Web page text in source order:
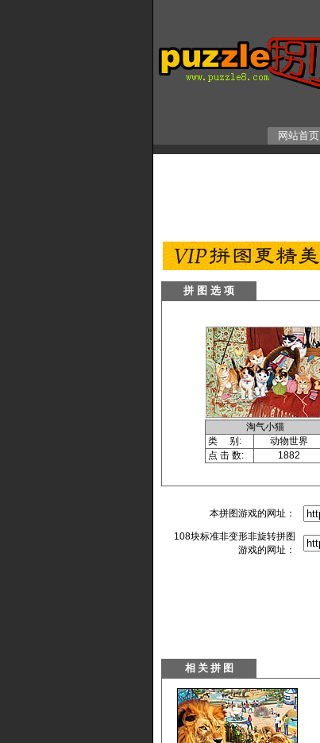
网站首页
拼 图 选 项
淘气小猫
类 别:
动物世界
点 击 数:
1882
本拼图游戏的网址：
108块标准非变形非旋转拼图
游戏的网址：